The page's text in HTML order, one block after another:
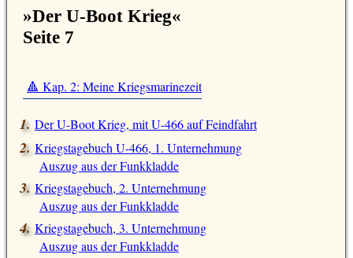
»Der U-Boot Krieg«
Seite 7
🔺 Kap. 2: Meine Kriegsmarinezeit
Der U-Boot Krieg, mit U-466 auf Feindfahrt
Kriegstagebuch U-466, 1. Unternehmung
Auszug aus der Funkkladde
Kriegstagebuch, 2. Unternehmung
Auszug aus der Funkkladde
Kriegstagebuch, 3. Unternehmung
Auszug aus der Funkkladde